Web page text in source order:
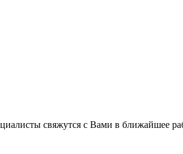
свяжутся с Вами в ближайшее